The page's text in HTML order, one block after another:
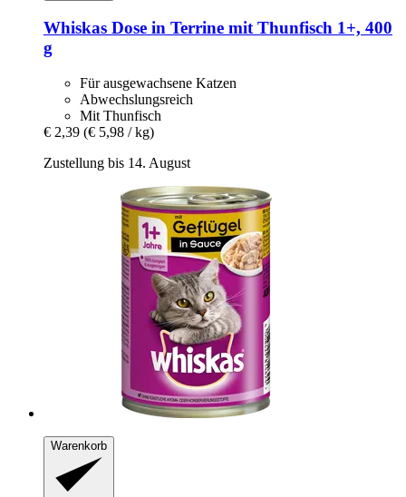
Whiskas Dose in Terrine mit Thunfisch 1+, 400
g
Für ausgewachsene Katzen
Abwechslungsreich
Mit Thunfisch
€ 2,39 (€ 5,98 / kg)
Zustellung bis 14. August
Warenkorb